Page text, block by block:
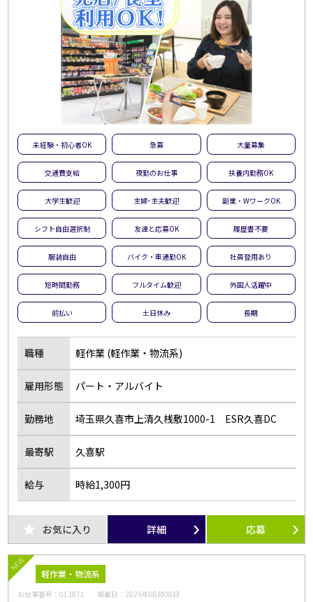
未経験・初心者OK 急募 大量募集
交通費支給 夜勤のお仕事 扶養内勤務OK
大学生歓迎 主婦･主夫歓迎 副業・WワークOK
シフト自由選択制 友達と応募OK 履歴書不要
服装自由 バイク・車通勤OK 社員登用あり
短時間勤務 フルタイム歓迎 外国人活躍中
前払い 土日休み 長期
職種 軽作業 (軽作業・物流系)
雇用形態 パート・アルバイト
勤務地 埼玉県久喜市上清久桟敷1000-1 ESR久喜DC
最寄駅 久喜駅
給与 時給1,300円
お気に入り 詳細 応募
NEW
軽作業・物流系
お仕事番号：013871 掲載日： 2026年08月08日